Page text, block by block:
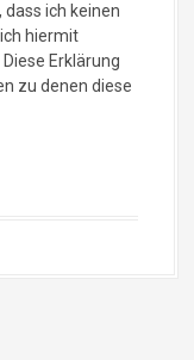
ich keinen
hiermit
Erklärung
zu denen diese